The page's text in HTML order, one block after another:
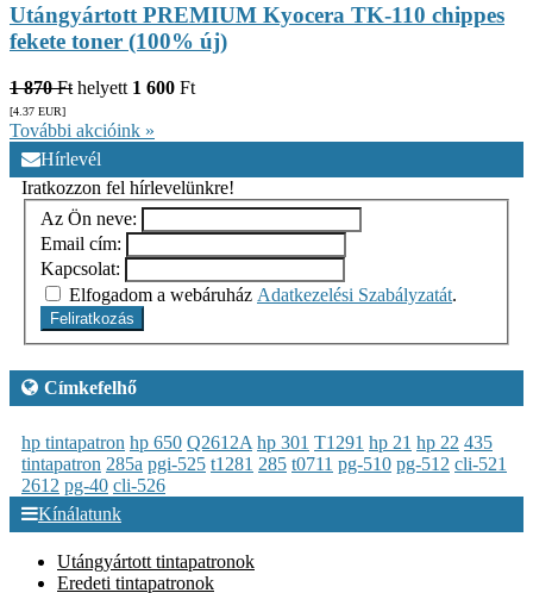
Utángyártott PREMIUM Kyocera TK-110 chippes
fekete toner (100% új)
1 870 Ft helyett 1 600 Ft
[4.37 EUR]
További akcióink »
Hírlevél
Iratkozzon fel hírlevelünkre!
Az Ön neve:
Email cím:
Kapcsolat:
Elfogadom a webáruház Adatkezelési Szabályzatát.
Feliratkozás
Címkefelhő
hp tintapatron hp 650 Q2612A hp 301 T1291 hp 21 hp 22 435
tintapatron 285a pgi-525 t1281 285 t0711 pg-510 pg-512 cli-521
2612 pg-40 cli-526
Kínálatunk
Utángyártott tintapatronok
Eredeti tintapatronok